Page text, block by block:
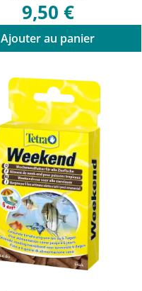
9,50 €
Ajouter au panier